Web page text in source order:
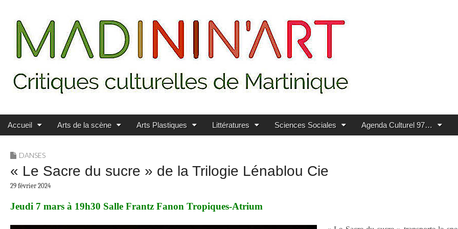
MADININ'ART
Main menu
Skip to content
Accueil Arts de la scène Arts Plastiques Littératures Sciences Sociales Agenda Culturel 97…
DANSES
« Le Sacre du sucre » de la Trilogie Lénablou Cie
29 février 2024
Jeudi 7 mars à 19h30 Salle Frantz Fanon Tropiques-Atrium